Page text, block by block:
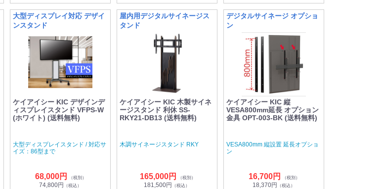
大型ディスプレイ対応 デザイ
ンスタンド
ケイアイシー KIC デザインデ
ィスプレイスタンド VFPS-W
(ホワイト) (送料無料)
大型ディスプレイスタンド / 対応サ
イズ：86型まで
68,000円 （税別）
74,800円 （税込）
屋内用デジタルサイネージス
タンド
ケイアイシー KIC 木製サイネ
ージスタンド 利休 SS-
RKY21-DB13 (送料無料)
木調サイネージスタンド RKY
165,000円 （税別）
181,500円 （税込）
デジタルサイネージ オプショ
ン
ケイアイシー KIC 縦
VESA800mm延長 オプション
金具 OPT-003-BK (送料無料)
VESA800mm 縦設置 延長オプショ
ン
16,700円 （税別）
18,370円 （税込）